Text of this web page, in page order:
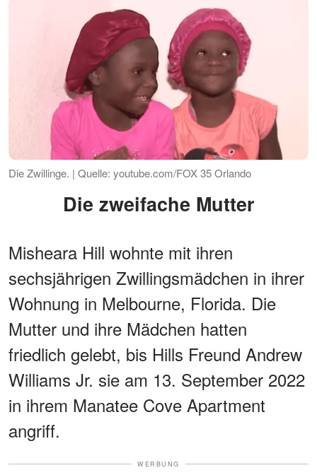
Die Zwillinge. | Quelle: youtube.com/FOX 35 Orlando
Die zweifache Mutter
Misheara Hill wohnte mit ihren
sechsjährigen Zwillingsmädchen in ihrer
Wohnung in Melbourne, Florida. Die
Mutter und ihre Mädchen hatten
friedlich gelebt, bis Hills Freund Andrew
Williams Jr. sie am 13. September 2022
in ihrem Manatee Cove Apartment
angriff.
WERBUNG